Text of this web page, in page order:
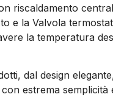
riscaldamento
e la Valvola
la temperatura
dal design
estrema semplicità